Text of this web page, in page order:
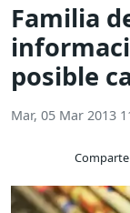
Familia
posible
Mar, 05 Mar 2013